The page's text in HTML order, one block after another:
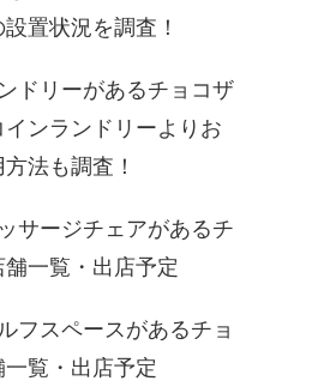
置状況を調査！
ドリーがあるチョコザ
インランドリーよりお
法も調査！
サージチェアがあるチ
舗一覧・出店予定
フスペースがあるチョ
覧・出店予定